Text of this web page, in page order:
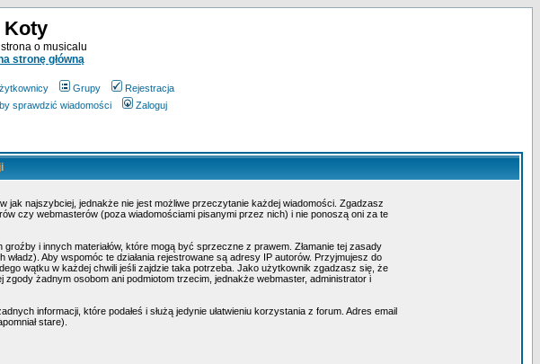
Koty
o musicalu
stronę główną
Grupy
Rejestracja
sprawdzić wiadomości Zaloguj
jak najszybciej, jednakże nie jest możliwe przeczytanie każdej wiadomości. Zgadzasz
czy webmasterów (poza wiadomościami pisanymi przez nich) i nie ponoszą oni za te
i innych materiałów, które mogą być sprzeczne z prawem. Złamanie tej zasady
Aby wspomóc te działania rejestrowane są adresy IP autorów. Przyjmujesz do
wątku w każdej chwili jeśli zajdzie taka potrzeba. Jako użytkownik zgadzasz się, że
żadnym osobom ani podmiotom trzecim, jednakże webmaster, administrator i
informacji, które podałeś i służą jedynie ułatwieniu korzystania z forum. Adres email
stare).